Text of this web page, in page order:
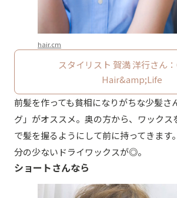
hair.cm
スタイリスト 賀満 洋行さん：
Hair&amp;Life
前髪を作っても貧相になりがちな少髪さ
グ」がオススメ。奥の方から、ワックス
で髪を握るようにして前に持ってきます
分の少ないドライワックスが◎。
ショートさんなら